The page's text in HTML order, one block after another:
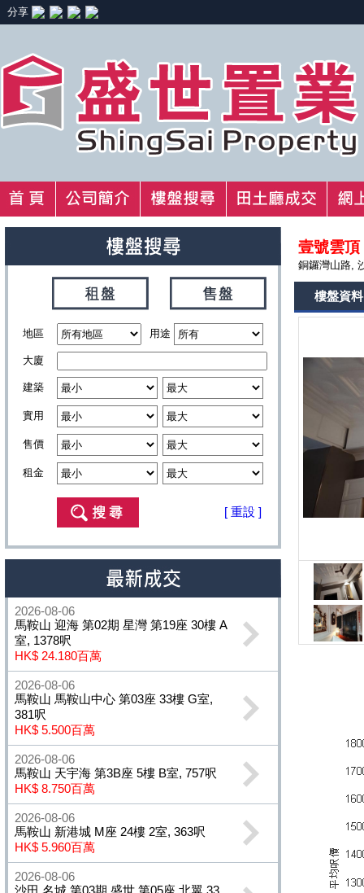
分享
地區 用途
大廈
建築
實用
售價
租金
[ 重設 ]
2026-08-06
馬鞍山 迎海 第02期 星灣 第19座 30樓 A
室, 1378呎
HK$ 24.180百萬
2026-08-06
馬鞍山 馬鞍山中心 第03座 33樓 G室,
381呎
HK$ 5.500百萬
2026-08-06
馬鞍山 天宇海 第3B座 5樓 B室, 757呎
HK$ 8.750百萬
2026-08-06
馬鞍山 新港城 M座 24樓 2室, 363呎
HK$ 5.960百萬
2026-08-06
沙田 名城 第03期 盛世 第05座 北翼 33
壹號雲
銅鑼灣山路,
樓盤資料